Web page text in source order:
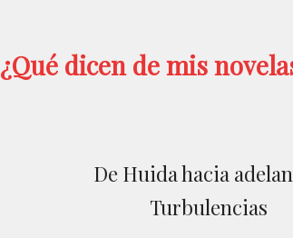
¿Qué dicen de mis
De Huida hacia
Turbulencias